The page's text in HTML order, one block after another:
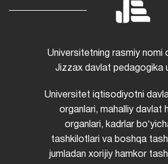
Universitetning rasmiy nomi
Jizzax davlat pedagogika
Universitet iqtisodiyotni
organlari, mahalliy davlat
organlari, kadrlar
tashkilotlari va boshqa
jumladan xorijiy hamkor